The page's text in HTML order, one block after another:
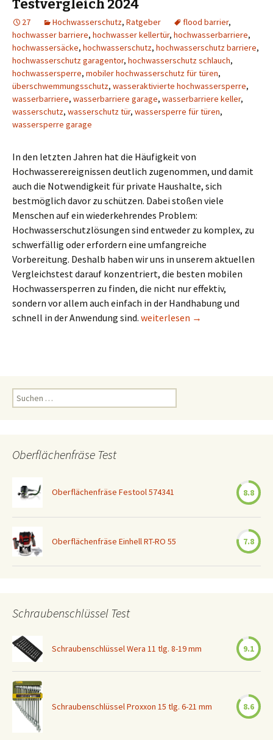
Testvergleich 2024
27 Hochwasserschutz, Ratgeber flood barrier,
hochwasser barriere, hochwasser kellertür, hochwasserbarriere,
hochwassersäcke, hochwasserschutz, hochwasserschutz barriere,
hochwasserschutz garagentor, hochwasserschutz schlauch,
hochwassersperre, mobiler hochwasserschutz für türen,
überschwemmungsschutz, wasseraktivierte hochwassersperre,
wasserbarriere, wasserbarriere garage, wasserbarriere keller,
wasserschutz, wasserschutz tür, wassersperre für türen,
wassersperre garage
In den letzten Jahren hat die Häufigkeit von
Hochwasserereignissen deutlich zugenommen, und damit
auch die Notwendigkeit für private Haushalte, sich
bestmöglich davor zu schützen. Dabei stoßen viele
Menschen auf ein wiederkehrendes Problem:
Hochwasserschutzlösungen sind entweder zu komplex, zu
schwerfällig oder erfordern eine umfangreiche
Vorbereitung. Deshalb haben wir uns in unserem aktuellen
Vergleichstest darauf konzentriert, die besten mobilen
Hochwassersperren zu finden, die nicht nur effektiv,
sondern vor allem auch einfach in der Handhabung und
schnell in der Anwendung sind. Mobiler Hochwasserschutz
weiterlesen →
Suchen
nach:
Oberflächenfräse Test
Oberflächenfräse Festool 574341 8.8
Oberflächenfräse Einhell RT-RO 55 7.8
Schraubenschlüssel Test
Schraubenschlüssel Wera 11 tlg. 8-19 mm 9.1
Schraubenschlüssel Proxxon 15 tlg. 6-21 mm 8.6